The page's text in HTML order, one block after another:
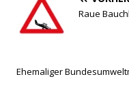
Raue
Ehemaliger